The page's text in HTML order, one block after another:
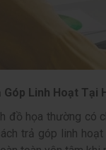
Góp Linh Hoạt Tại
đồ họa thường
trả góp linh